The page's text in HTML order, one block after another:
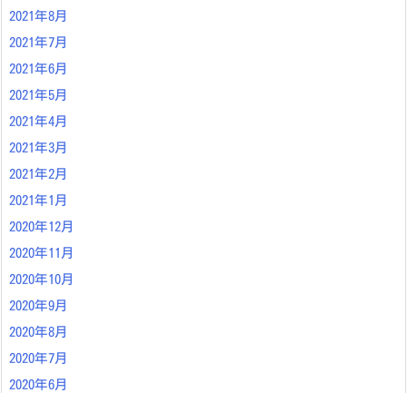
2021年8月
2021年7月
2021年6月
2021年5月
2021年4月
2021年3月
2021年2月
2021年1月
2020年12月
2020年11月
2020年10月
2020年9月
2020年8月
2020年7月
2020年6月